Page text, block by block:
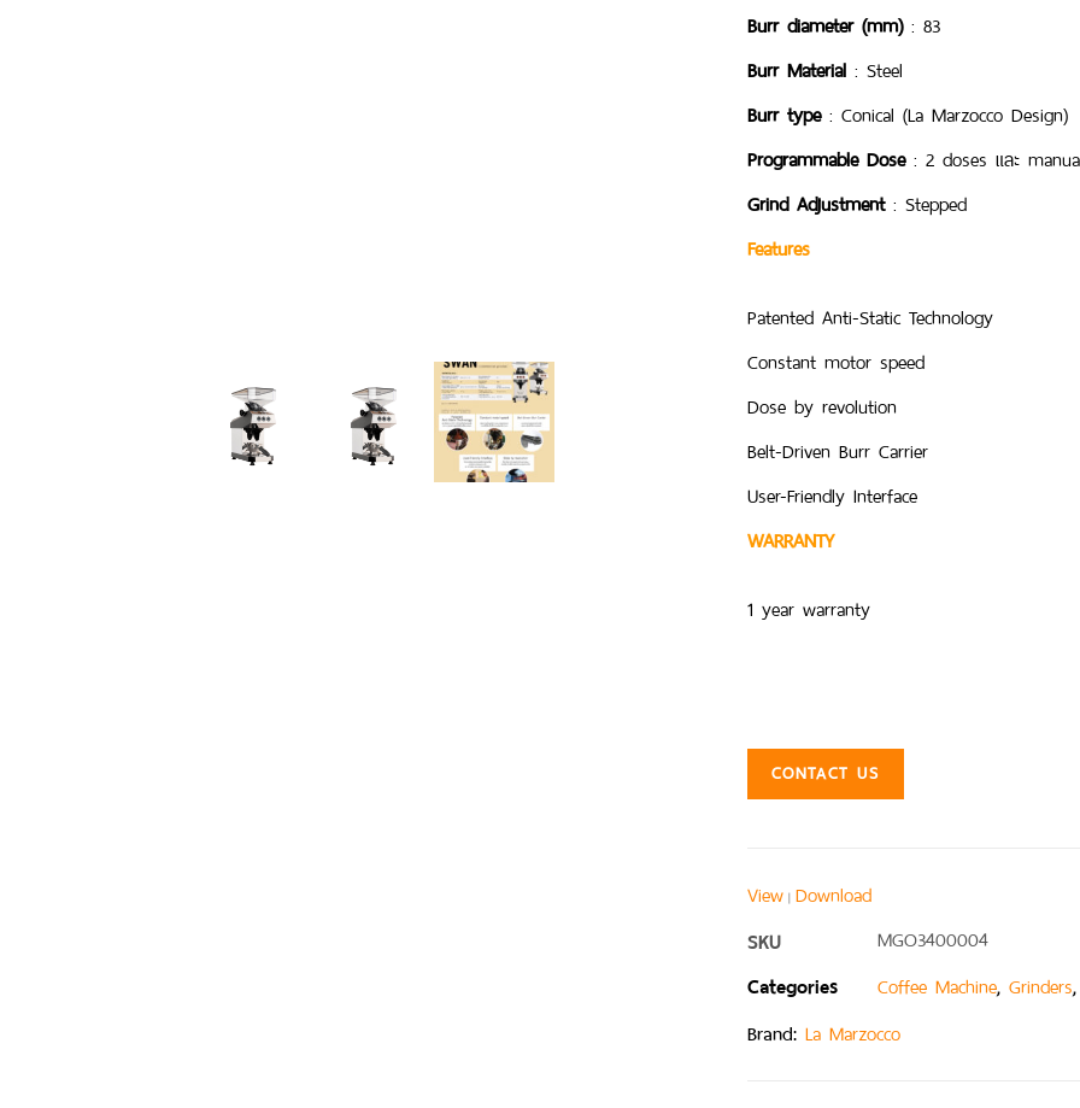
Burr diameter (mm): 83
Burr Material : Steel
Burr type : Conical (La Marzocco Design)
Programmable Dose : 2 doses และ
Grind Adjustment: Stepped
Features
Patented Anti-Static Technology
Constant motor speed
Dose by revolution
Belt-Driven Burr Carrier
User-Friendly Interface
WARRANTY
1 year warranty
CONTACT US
View | Download
SKU MGO3400004
Categories Coffee Machine, Grinders
Brand: La Marzocco